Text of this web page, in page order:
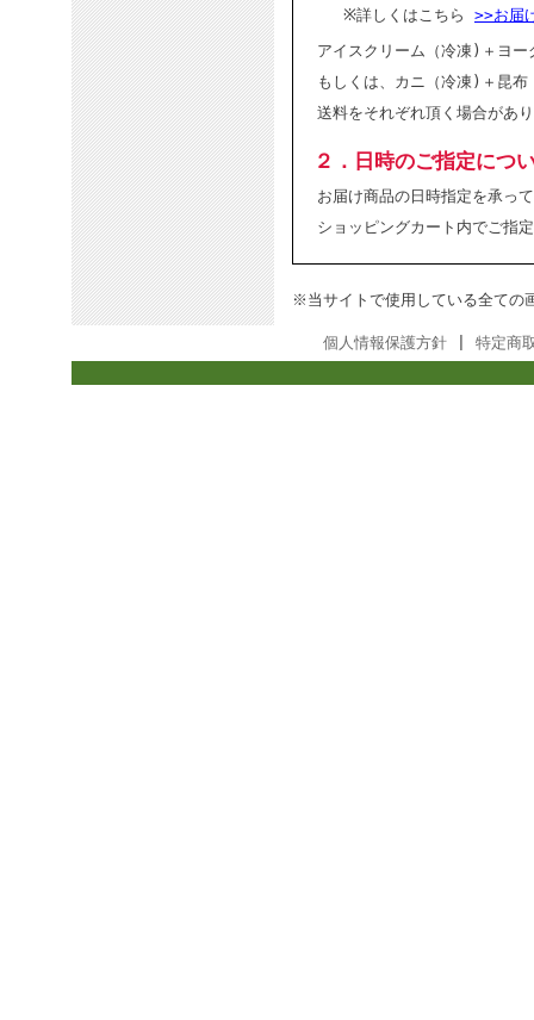
※詳しくはこちら >>お届
アイスクリーム（冷凍)＋ヨー
もしくは、カニ（冷凍)＋昆布
送料をそれぞれ頂く場合があ
２．日時のご指定につ
お届け商品の日時指定を承っ
ショッピングカート内でご指
※当サイトで使用している全ての
個人情報保護方針 特定商